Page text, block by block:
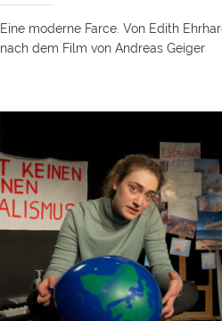
Eine moderne Farce. Von Edith
nach dem Film von Andreas Geiger